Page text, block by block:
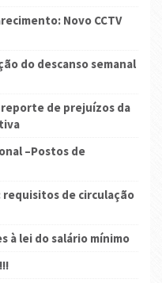
Novo CCTV
do descanso semanal
de prejuízos da
–Postos de
requisitos de circulação
à lei do salário mínimo